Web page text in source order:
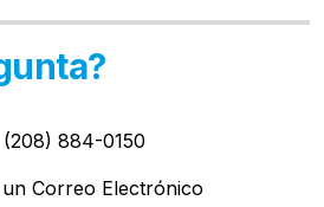
de Teléfono:
Número de Teléfono
(208) 884-0150
Correo Electrónico